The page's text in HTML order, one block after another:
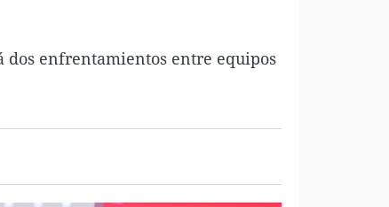
dos enfrentamientos entre equipos